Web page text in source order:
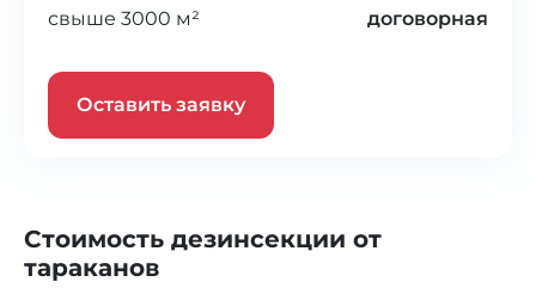
свыше 3000 м² договорная
Оставить заявку
Стоимость дезинсекции от
тараканов